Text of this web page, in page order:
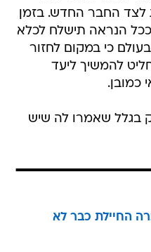
כי במקום לחזור
להמשיך ליעד
כמובן.
בגלל שאמרו לה שיש